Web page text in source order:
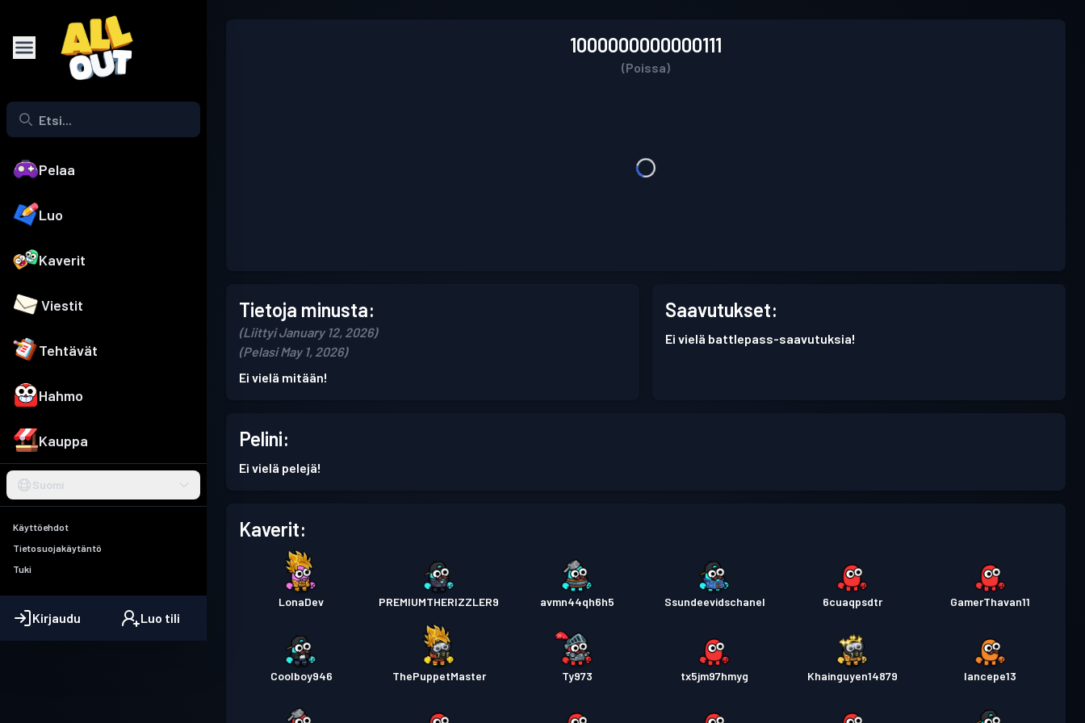
Pelaa
Luo
Kaverit
Viestit
Tehtävät
Hahmo
Kauppa
Suomi
Käyttöehdot
Tietosuojakäytäntö
Tuki
Kirjaudu Luo tili
1000000000000111
(Poissa)
Tietoja minusta:
(Liittyi January 12, 2026)
(Pelasi May 1, 2026)
Ei vielä mitään!
Saavutukset:
Ei vielä battlepass-saavutuksia!
Pelini:
Ei vielä pelejä!
Kaverit:
LonaDev PREMIUMTHERIZZLER9 avmn44qh6h5 Ssundeevidschanel 6cuaqpsdtr GamerThavan11
Coolboy946 ThePuppetMaster Ty973 tx5jm97hmyg Khainguyen14879 lancepe13